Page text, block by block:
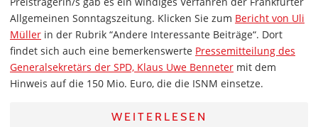
Allgemeinen Sonntagszeitung. Klicken Sie zum Bericht von Uli
Müller in der Rubrik “Andere Interessante Beiträge“. Dort
findet sich auch eine bemerkenswerte Pressemitteilung des
Generalsekretärs der SPD, Klaus Uwe Benneter mit dem
Hinweis auf die 150 Mio. Euro, die die ISNM einsetze.
WEITERLESEN